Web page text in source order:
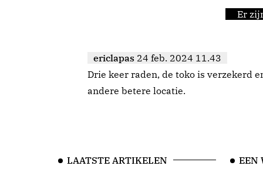
Er
ericlapas 24 feb. 2024 11.43
Drie keer raden, de toko is verzekerd
andere betere locatie.
LAATSTE ARTIKELEN
EEN